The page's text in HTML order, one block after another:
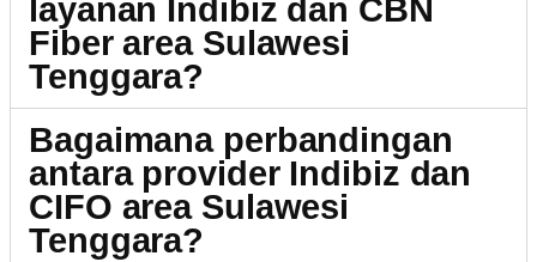
layanan Indibiz dan CBN
Fiber area Sulawesi
Tenggara?
Bagaimana perbandingan
antara provider Indibiz dan
CIFO area Sulawesi
Tenggara?